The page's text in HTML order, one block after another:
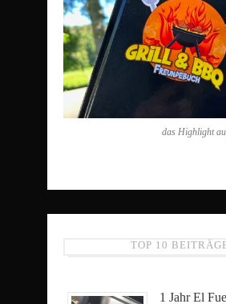
das Highlight
TOP 10
1 Jahr El